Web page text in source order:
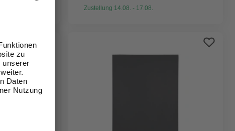
Zustellung 14.08. - 17.08.